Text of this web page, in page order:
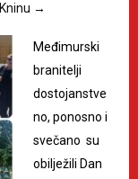
→
Međimurski
branitelji
dostojanstve
no, ponosno i
svečano su
obilježili Dan